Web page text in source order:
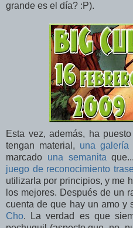
grande es el día? :P).
Esta vez, además, ha
tengan material, una galería
marcado una semanita
juego de reconocimiento
utilizarla por principios, y me
los mejores. Después de un
cuenta de que hay un amo y
Cho. La verdad es que